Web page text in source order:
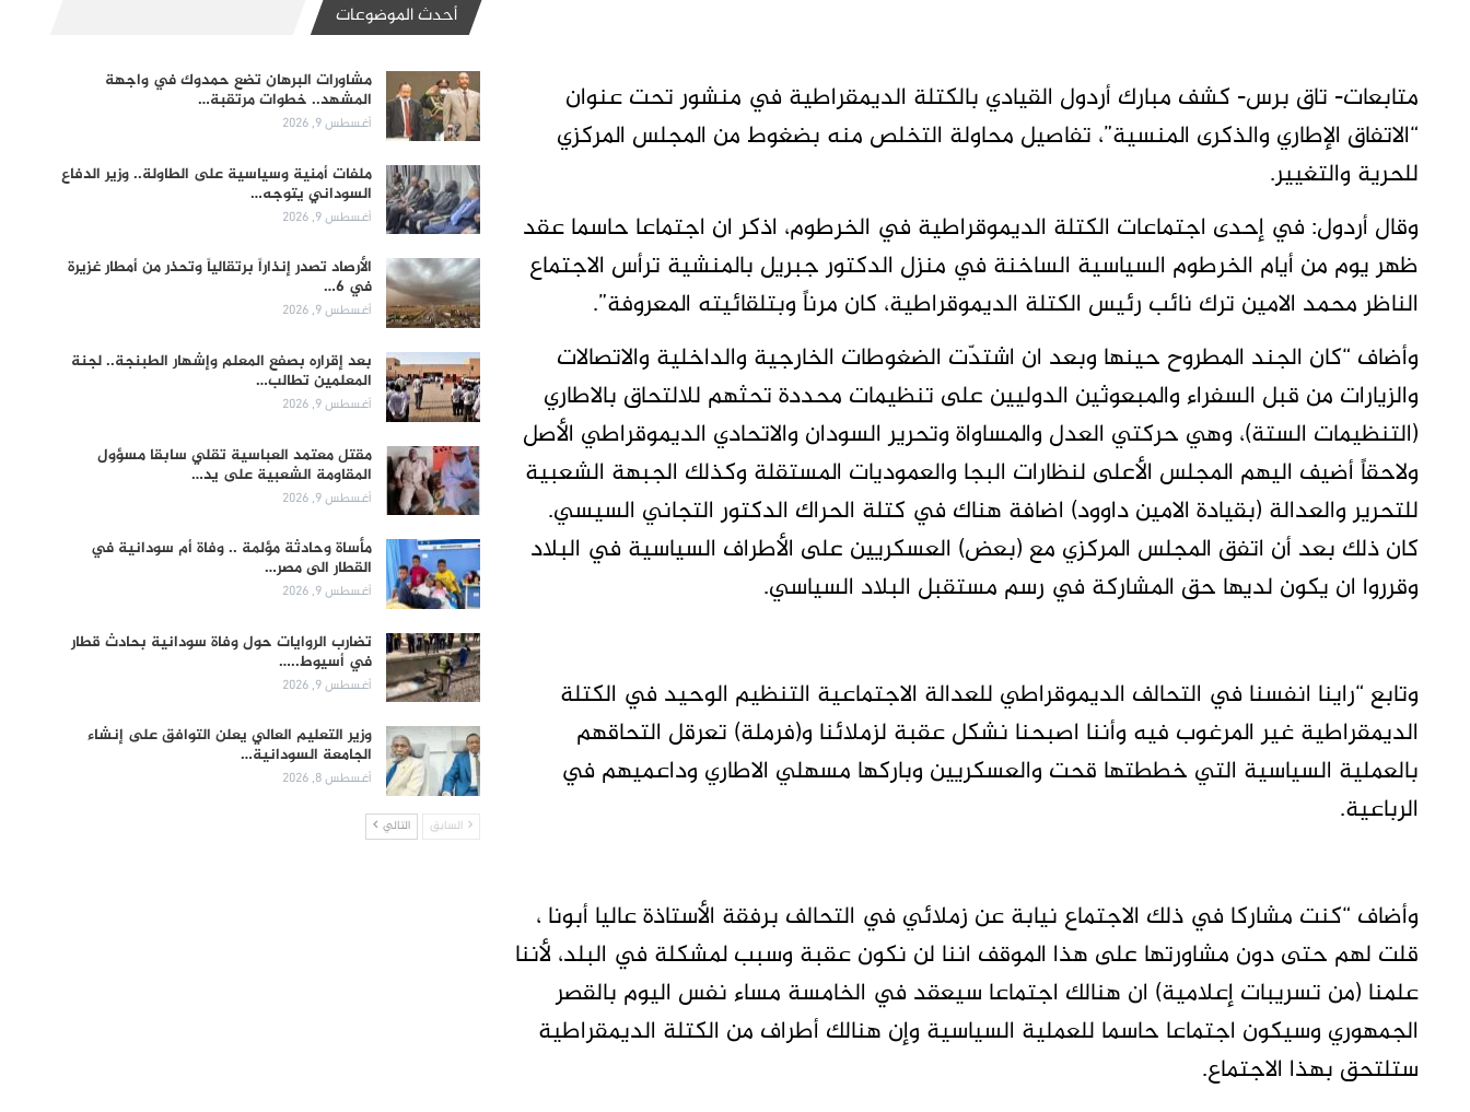
متابعات- تاق برس- كشف مبارك أردول القيادي بالكتلة الديمقراطية في منشور تحت عنوان
“الاتفاق الإطاري والذكرى المنسية”، تفاصيل محاولة التخلص منه بضغوط من المجلس المركزي
للحرية والتغيير.
وقال أردول: في إحدى اجتماعات الكتلة الديموقراطية في الخرطوم، اذكر ان اجتماعا حاسما عقد
ظهر يوم من أيام الخرطوم السياسية الساخنة في منزل الدكتور جبريل بالمنشية ترأس الاجتماع
الناظر محمد الامين ترك نائب رئيس الكتلة الديموقراطية، كان مرناً وبتلقائيته المعروفة”.
وأضاف “كان الجند المطروح حينها وبعد ان اشتدّت الضغوطات الخارجية والداخلية والاتصالات
والزيارات من قبل السفراء والمبعوثين الدوليين على تنظيمات محددة تحثهم للالتحاق بالاطاري
(التنظيمات الستة)، وهي حركتي العدل والمساواة وتحرير السودان والاتحادي الديموقراطي الأصل
ولاحقاً أضيف اليهم المجلس الأعلى لنظارات البجا والعموديات المستقلة وكذلك الجبهة الشعبية
للتحرير والعدالة (بقيادة الامين داوود) اضافة هناك في كتلة الحراك الدكتور التجاني السيسي.
كان ذلك بعد أن اتفق المجلس المركزي مع (بعض) العسكريين على الأطراف السياسية في البلاد
وقرروا ان يكون لديها حق المشاركة في رسم مستقبل البلاد السياسي.
وتابع “راينا انفسنا في التحالف الديموقراطي للعدالة الاجتماعية التنظيم الوحيد في الكتلة
الديمقراطية غير المرغوب فيه وأننا اصبحنا نشكل عقبة لزملائنا و(فرملة) تعرقل التحاقهم
بالعملية السياسية التي خططتها قحت والعسكريين وباركها مسهلي الاطاري وداعميهم في
الرباعية.
وأضاف “كنت مشاركا في ذلك الاجتماع نيابة عن زملائي في التحالف برفقة الأستاذة عاليا أبونا ،
قلت لهم حتى دون مشاورتها على هذا الموقف اننا لن نكون عقبة وسبب لمشكلة في البلد، لأننا
علمنا (من تسريبات إعلامية) ان هنالك اجتماعا سيعقد في الخامسة مساء نفس اليوم بالقصر
الجمهوري وسيكون اجتماعا حاسما للعملية السياسية وإن هنالك أطراف من الكتلة الديمقراطية
ستلتحق بهذا الاجتماع.
أحدث الموضوعات
مشاورات البرهان تضع حمدوك في واجهة
المشهد.. خطوات مرتقبة…
أغسطس 9, 2026
ملفات أمنية وسياسية على الطاولة.. وزير الدفاع
السوداني يتوجه…
أغسطس 9, 2026
الأرصاد تصدر إنذاراً برتقالياً وتحذر من أمطار غزيرة
في 6…
أغسطس 9, 2026
بعد إقراره بصفع المعلم وإشهار الطبنجة.. لجنة
المعلمين تطالب…
أغسطس 9, 2026
مقتل معتمد العباسية تقلي سابقا مسؤول
المقاومة الشعبية على يد…
أغسطس 9, 2026
مأساة وحادثة مؤلمة .. وفاة أم سودانية في
القطار الى مصر…
أغسطس 9, 2026
تضارب الروايات حول وفاة سودانية بحادث قطار
في أسيوط..…
أغسطس 9, 2026
وزير التعليم العالي يعلن التوافق على إنشاء
الجامعة السودانية…
أغسطس 8, 2026
السابق التالي